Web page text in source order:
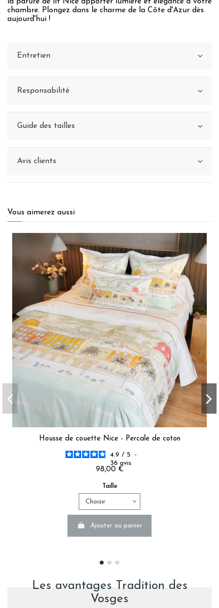
la parure de lit Nice apporter lumière et élégance à votre
chambre. Plongez dans le charme de la Côte d'Azur dès
aujourd'hui !
Entretien
Responsabilité
Guide des tailles
Avis clients
Vous aimerez aussi
Housse de couette Nice - Percale de coton
4.9 / 5
-
36 avis
98,00 €
Taille
Ajouter au panier
Les avantages Tradition des
Vosges